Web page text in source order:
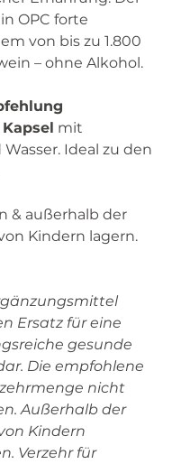
OPC forte
von bis zu 1.800
– ohne Alkohol.
Kapsel mit
Ideal zu den
& außerhalb der
Kindern lagern.
Ersatz für eine
gesunde
Die empfohlene
nicht
Außerhalb der
Kindern
Verzehr für